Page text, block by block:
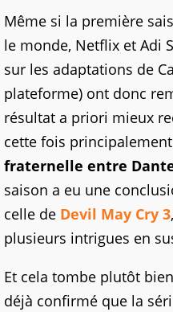
Même si la première
le monde, Netflix et Adi
sur les adaptations de
plateforme) ont donc
résultat a priori mieux
cette fois
fraternelle entre
saison a eu une
celle de Devil May Cry 3
plusieurs intrigues en
Et cela tombe plutôt
déjà confirmé que la